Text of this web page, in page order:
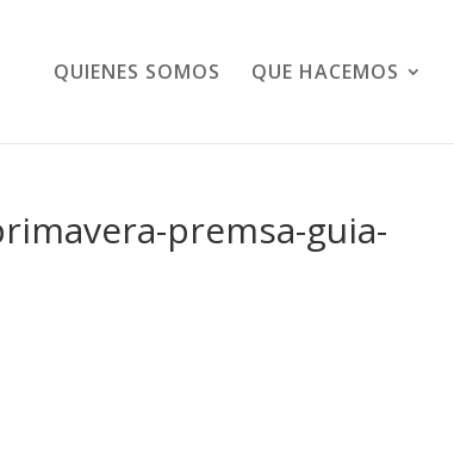
QUIENES SOMOS QUE HACEMOS
premsa-guia-